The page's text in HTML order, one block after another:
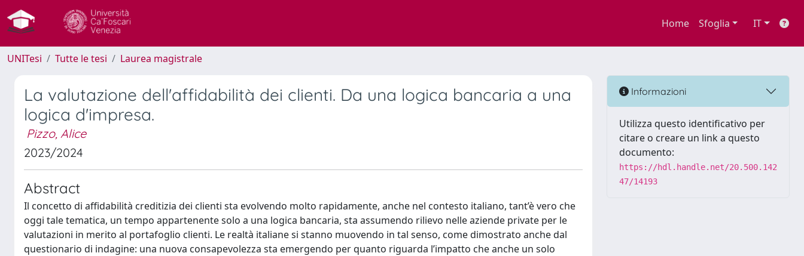
Home Sfoglia IT
UNITesi Tutte le tesi Laurea magistrale
La valutazione dell'affidabilità dei clienti. Da una logica bancaria a una
logica d'impresa.
Pizzo, Alice
2023/2024
Abstract
Il concetto di affidabilità creditizia dei clienti sta evolvendo molto rapidamente, anche nel contesto italiano, tant’è vero che
oggi tale tematica, un tempo appartenente solo a una logica bancaria, sta assumendo rilievo nelle aziende private per le
valutazioni in merito al portafoglio clienti. Le realtà italiane si stanno muovendo in tal senso, come dimostrato anche dal
questionario di indagine: una nuova consapevolezza sta emergendo per quanto riguarda l’impatto che anche un solo
Informazioni
Utilizza questo identificativo per
citare o creare un link a questo
documento:
https://hdl.handle.net/20.500.142
47/14193